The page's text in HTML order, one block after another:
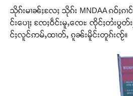
သိုၵ်းမၢၼ်ႈလႄႈ သိုၵ်း MNDAA ၵဝ်ႈ
င်းပေႃႈ ၸႄႈဝဵင်းမူႇၸေႊ ၸိုင်ႈတႆးပွတ်
င်ႈလူင်ဢမ်ႇထၢတ်ႇ ၵူၼ်းမိူင်းတူၵ်းၸႂ်။